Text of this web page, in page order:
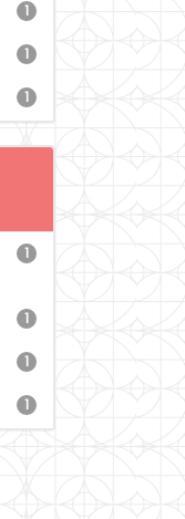
1
1
1
1
1
1
1